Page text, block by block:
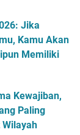
Jika
Kamu Akan
Memiliki
Kewajiban,
Paling